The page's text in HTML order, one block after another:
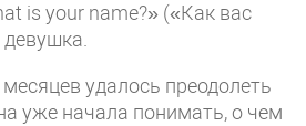
is your name?» («Как вас
удалось преодолеть
уже начала понимать, о чем